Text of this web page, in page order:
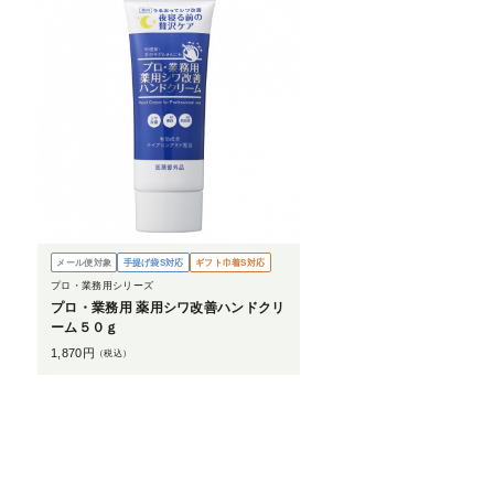
メール便対象 手提げ袋S対応 ギフト巾着S対応
プロ・業務用シリーズ
プロ・業務用 薬用シワ改善ハンドクリ
ーム５０ｇ
1,870円 （税込）